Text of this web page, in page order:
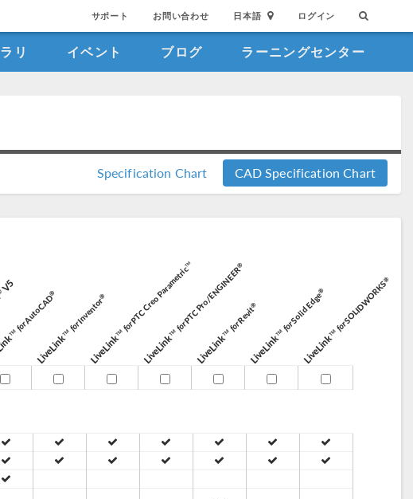
サポート お問い合わせ 日本語 ログイン
リ イベント ブログ ラーニングセンター
Specification Chart CAD Specification Chart
forAutoCAD®
LiveLink™forInventor®
LiveLink™forPTC Creo Parametric™
LiveLink™forPTC Pro/ENGINEER®
LiveLink™forRevit®
LiveLink™forSolid Edge®
LiveLink™forSOLIDWORKS®